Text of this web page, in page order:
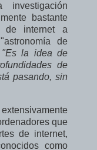
investigación
bastante
de internet a
de
"Es la idea de
de
pasando, sin
que
de internet,
como